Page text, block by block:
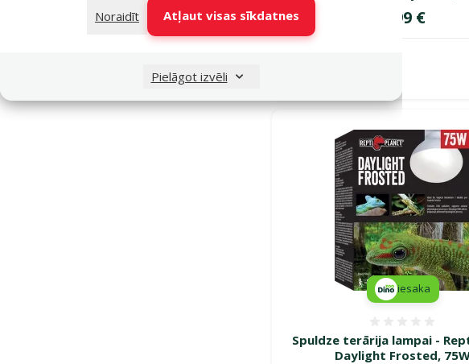
Noraidīt
Atļaut visas sīkdatnes
Pielāgot izvēli
Cena
4,99 €
Spuldze terārija lampai -
Daylight Frosted,
iesaka